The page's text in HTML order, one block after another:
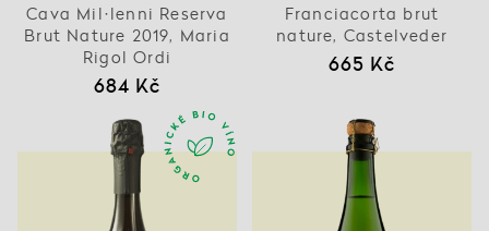
Cava Mil·lenni Reserva
Brut Nature 2019, Maria
Rigol Ordi
684 Kč
Franciacorta brut
nature, Castelveder
665 Kč